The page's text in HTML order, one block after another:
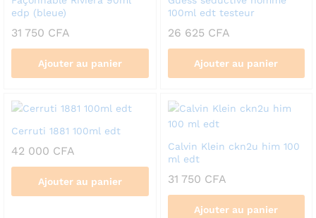
edp (bleue)
31 750 CFA
Ajouter au panier
100ml edt testeur
26 625 CFA
Ajouter au panier
Cerruti 1881 100ml edt
42 000 CFA
Ajouter au panier
Calvin Klein ckn2u him 100
ml edt
31 750 CFA
Ajouter au panier